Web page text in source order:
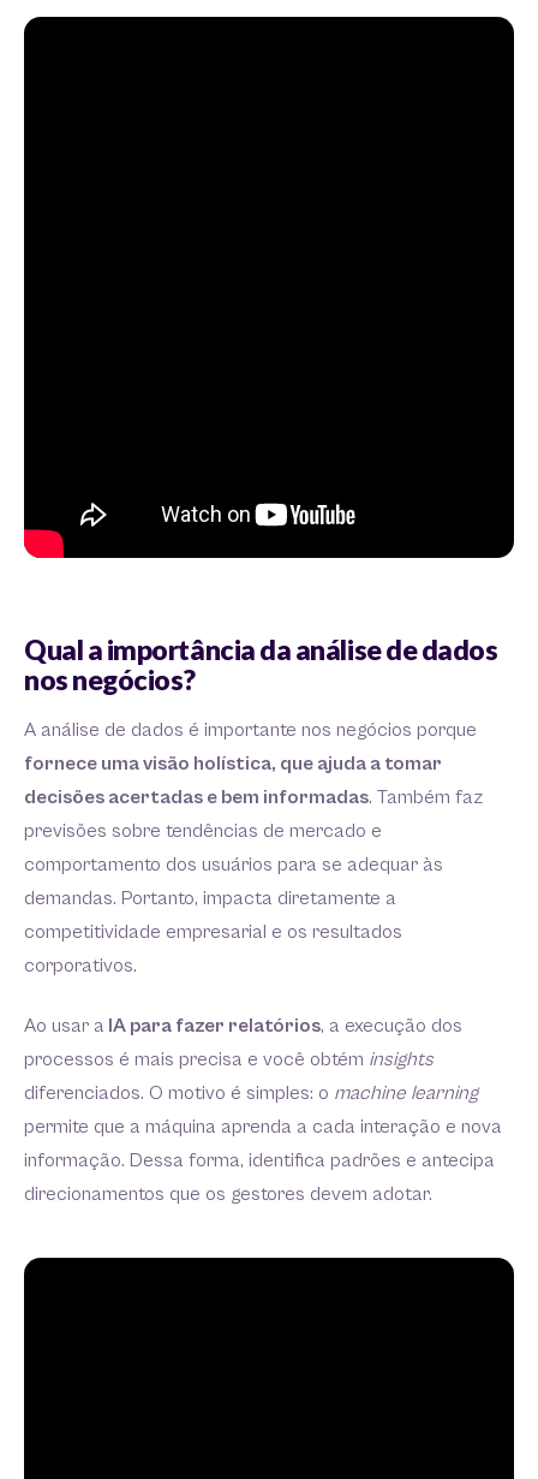
Qual a importância da análise de dados
nos negócios?
A análise de dados é importante nos negócios porque
fornece uma visão holística, que ajuda a tomar
decisões acertadas e bem informadas. Também faz
previsões sobre tendências de mercado e
comportamento dos usuários para se adequar às
demandas. Portanto, impacta diretamente a
competitividade empresarial e os resultados
corporativos.
Ao usar a IA para fazer relatórios, a execução dos
processos é mais precisa e você obtém insights
diferenciados. O motivo é simples: o machine learning
permite que a máquina aprenda a cada interação e nova
informação. Dessa forma, identifica padrões e antecipa
direcionamentos que os gestores devem adotar.